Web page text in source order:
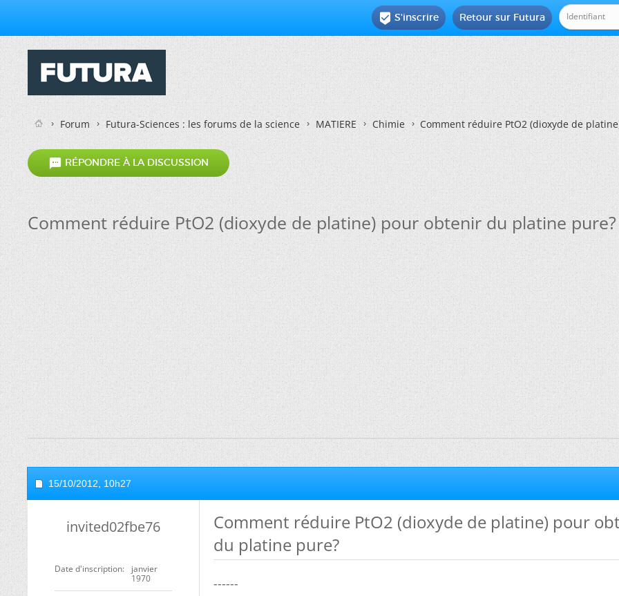
Retour sur Futura
 S'inscrire
Forum Futura-Sciences : les forums de la science MATIERE Chimie Comment réduire PtO2 (dioxyde de
 RÉPONDRE À LA DISCUSSION
Comment réduire PtO2 (dioxyde de platine) pour obtenir du platine pure?
15/10/2012, 10h27
invited02fbe76
Date d'inscription
janvier
1970
Comment réduire PtO2 (dioxyde de platine) pour
du platine pure?
------